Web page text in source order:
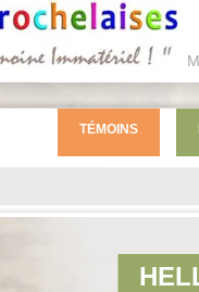
TÉMOINS